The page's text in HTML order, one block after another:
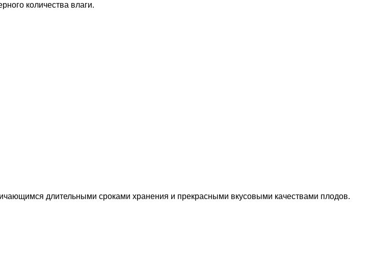
количества влаги.
длительными сроками хранения и прекрасными вкусовыми качествами плодов.